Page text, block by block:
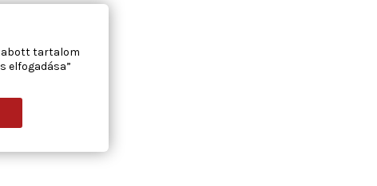
tartalom
elfogadása”